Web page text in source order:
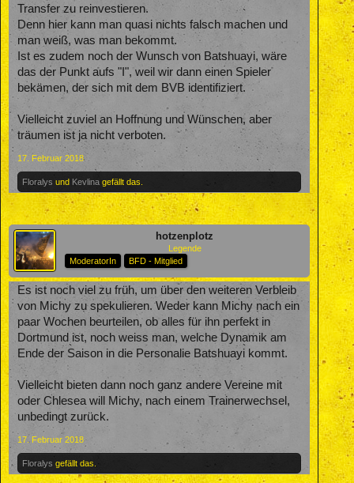
Transfer zu reinvestieren.
Denn hier kann man quasi nichts falsch machen und
man weiß, was man bekommt.
Ist es zudem noch der Wunsch von Batshuayi, wäre
das der Punkt aufs "I", weil wir dann einen Spieler
bekämen, der sich mit dem BVB identifiziert.
Vielleicht zuviel an Hoffnung und Wünschen, aber
träumen ist ja nicht verboten.
17. Februar 2018
Floralys und Kevlina gefällt das.
hotzenplotz
Legende
ModeratorIn
BFD - Mitglied
Es ist noch viel zu früh, um über den weiteren Verbleib
von Michy zu spekulieren. Weder kann Michy nach ein
paar Wochen beurteilen, ob alles für ihn perfekt in
Dortmund ist, noch weiss man, welche Dynamik am
Ende der Saison in die Personalie Batshuayi kommt.
Vielleicht bieten dann noch ganz andere Vereine mit
oder Chlesea will Michy, nach einem Trainerwechsel,
unbedingt zurück.
17. Februar 2018
Floralys gefällt das.